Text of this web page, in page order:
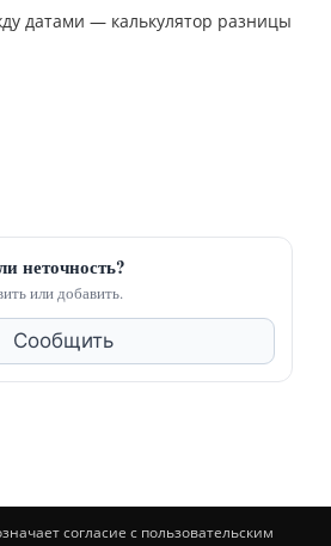
датами — калькулятор разницы
неточность?
или добавить.
Сообщить
согласие с пользовательским